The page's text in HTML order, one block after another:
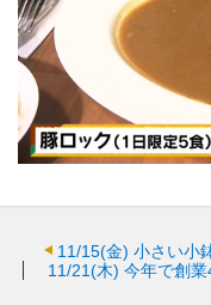
11/15(金) 小さい小
11/21(木) 今年で創